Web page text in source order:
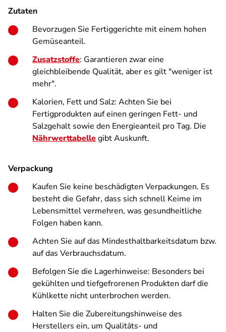
Zutaten
Bevorzugen Sie Fertiggerichte mit einem hohen
Gemüseanteil.
Zusatzstoffe: Garantieren zwar eine
gleichbleibende Qualität, aber es gilt "weniger ist
mehr".
Kalorien, Fett und Salz: Achten Sie bei
Fertigprodukten auf einen geringen Fett- und
Salzgehalt sowie den Energieanteil pro Tag. Die
Nährwerttabellegibt Auskunft.
Verpackung
Kaufen Sie keine beschädigten Verpackungen. Es
besteht die Gefahr, dass sich schnell Keime im
Lebensmittel vermehren, was gesundheitliche
Folgen haben kann.
Achten Sie auf das Mindesthaltbarkeitsdatum bzw.
auf das Verbrauchsdatum.
Befolgen Sie die Lagerhinweise: Besonders bei
gekühlten und tiefgefrorenen Produkten darf die
Kühlkette nicht unterbrochen werden.
Halten Sie die Zubereitungshinweise des
Herstellers ein, um Qualitäts- und